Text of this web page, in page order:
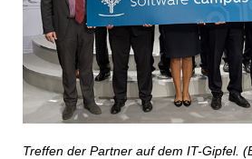
Treffen der Partner auf dem IT-Gipfel.